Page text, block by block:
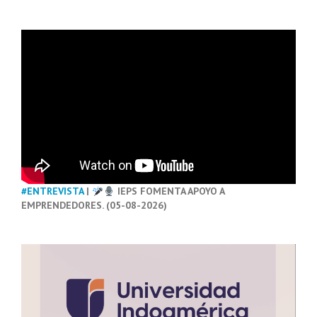
#ENTREVISTA|
IEPS FOMENTA APOYO A
EMPRENDEDORES. (05-08-2026)